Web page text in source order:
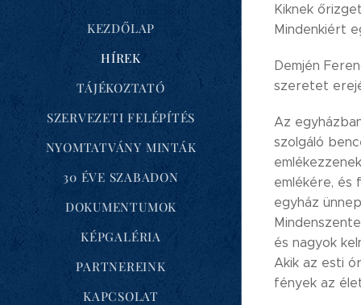
KEZDŐLAP
HÍREK
TÁJÉKOZTATÓ
SZERVEZETI FELÉPÍTÉS
NYOMTATVÁNY MINTÁK
30 ÉVE SZABADON
DOKUMENTUMOK
KÉPGALÉRIA
PARTNEREINK
KAPCSOLAT
Kiknek
Mindenkiért
Demjén
szeretet
Az
szolgáló
emlékére, és
egyház
és nagyok
Akik az esti
fények az